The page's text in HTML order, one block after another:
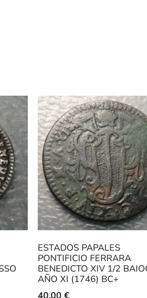
ESTADOS PAPALES
PONTIFICIO FERRARA
BENEDICTO XIV 1/2
AÑO XI (1746) BC+